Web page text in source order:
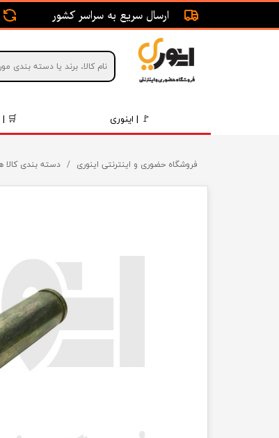
🚩 | اینوری 🛒 |
ارسال سریع به سراسر کشور
فروشگاه حضوری و اینترنتی اینوری دسته بندی کالا